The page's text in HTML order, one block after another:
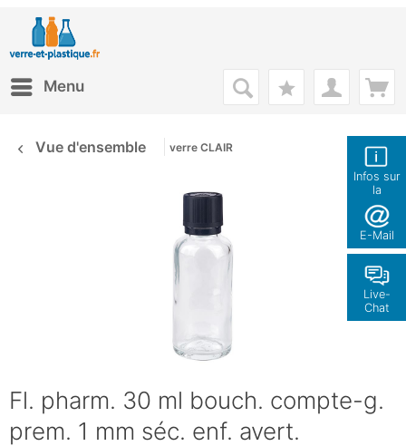
Infos sur
la
boutique
E-Mail
Live-
Chat
Menu
Vue d'ensemble verre CLAIR
Fl. pharm. 30 ml bouch. compte-g.
prem. 1 mm séc. enf. avert.